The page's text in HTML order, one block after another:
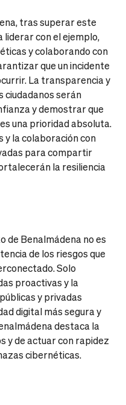
tras superar este
liderar con el ejemplo,
y colaborando con
que un incidente
La transparencia y
ciudadanos serán
y demostrar que
una prioridad absoluta.
y la colaboración con
para compartir
la resiliencia
de Benalmádena no es
de los riesgos que
Solo
proactivas y la
y privadas
digital más segura y
destaca la
y de actuar con rapidez
cibernéticas.